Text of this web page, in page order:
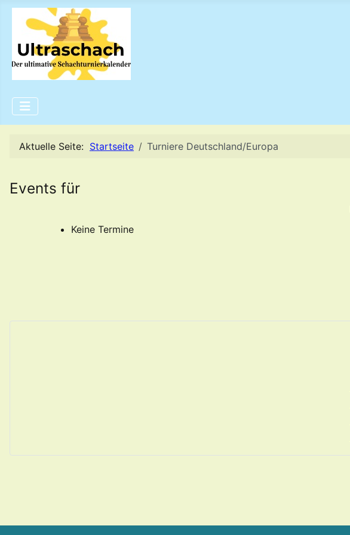
Aktuelle Seite: Startseite Turniere Deutschland/Europa
Events für
Keine Termine